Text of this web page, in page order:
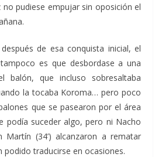
pudiese empujar sin oposición el
de esa conquista inicial, el
es que desbordase a una
balón, que incluso sobresaltaba
la tocaba Koroma… pero poco
que se pasearon por el área
podía suceder algo, pero ni Nacho
Martín (34’) alcanzaron a rematar
podido traducirse en ocasiones.